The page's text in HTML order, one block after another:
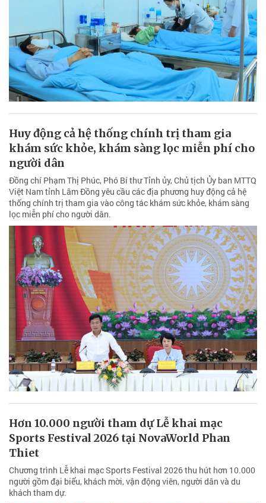
Huy động cả hệ thống chính trị tham gia
khám sức khỏe, khám sàng lọc miễn phí cho
người dân
Đồng chí Phạm Thị Phúc, Phó Bí thư Tỉnh ủy, Chủ tịch Ủy ban MTTQ
Việt Nam tỉnh Lâm Đồng yêu cầu các địa phương huy động cả hệ
thống chính trị tham gia vào công tác khám sức khỏe, khám sàng
lọc miễn phí cho người dân.
Hơn 10.000 người tham dự Lễ khai mạc
Sports Festival 2026 tại NovaWorld Phan
Thiet
Chương trình Lễ khai mạc Sports Festival 2026 thu hút hơn 10.000
người gồm đại biểu, khách mời, vận động viên, người dân và du
khách tham dự.